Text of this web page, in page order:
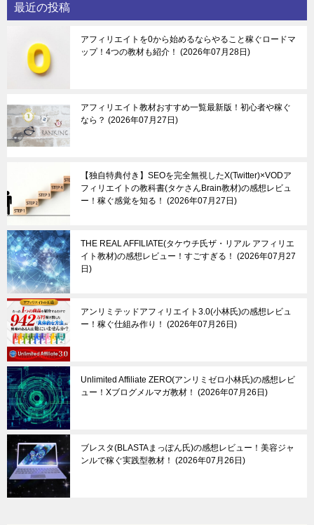
最近の投稿
アフィリエイトを0から始めるならやること稼ぐロードマ
ップ！4つの教材も紹介！
2026年07月28日
アフィリエイト教材おすすめ一覧最新版！初心者や稼ぐ
なら？
2026年07月27日
【独自特典付き】SEOを完全無視したX(Twitter)×VODア
フィリエイトの教科書(タケさんBrain教材)の感想レビュ
ー！稼ぐ感覚を知る！
2026年07月27日
THE REAL AFFILIATE(タケウチ氏ザ・リアル アフィリエ
イト教材)の感想レビュー！すごすぎる！
2026年07月27
日
アンリミテッドアフィリエイト3.0(小林氏)の感想レビュ
ー！稼ぐ仕組み作り！
2026年07月26日
Unlimited Affiliate ZERO(アンリミゼロ小林氏)の感想レビ
ュー！Xブログメルマガ教材！
2026年07月26日
ブレスタ(BLASTAまっぽん氏)の感想レビュー！美容ジャ
ンルで稼ぐ実践型教材！
2026年07月26日